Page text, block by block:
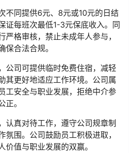
不同提供6元、8元或10元的日结
证每班次最低1-3元保底收入。同
严格审核，禁止未成年人参与，
保合法合规。
公司可提供临时免费住宿，减轻
其更好地适应工作环境。公司属
工安全与职业发展，拒绝中介参
。
认真对待工作，遵守公司规章制
氛围。公司鼓励员工积极进取，
值与职业发展的双赢。